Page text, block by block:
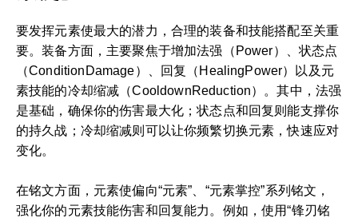
要发挥元素使最大的潜力，合理的装备和技能搭配至关重
要。装备方面，主要聚焦于增加法强（Power）、状态点
（ConditionDamage）、回复（HealingPower）以及元
素技能的冷却缩减（CooldownReduction）。其中，法强
是基础，确保你的伤害最大化；状态点和回复则能支撑你
的持久战；冷却缩减则可以让你频繁切换元素，快速应对
变化。
在铭文方面，元素使偏向“元素”、“元素掌控”系列铭文，
强化你的元素技能伤害和回复能力。例如，使用“锋刃铭